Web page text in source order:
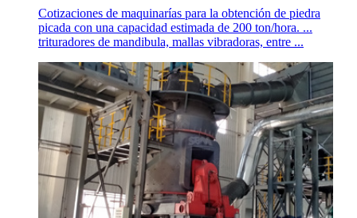
Cotizaciones de maquinarías para la obtención de piedra
picada con una capacidad estimada de 200 ton/hora. ...
trituradores de mandibula, mallas vibradoras, entre ...